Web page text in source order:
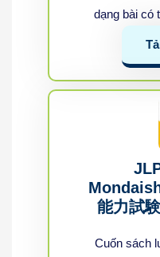
dạng bài có
能力試
Cuốn sách